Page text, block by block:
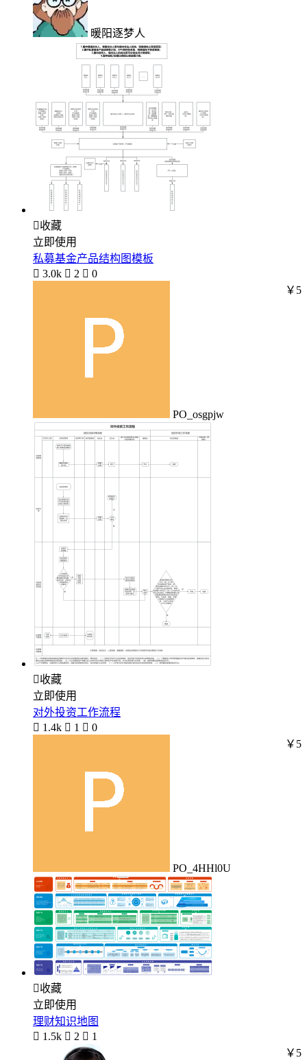
暖阳逐梦人
收藏
立即使用
私募基金产品结构图模板
 3.0k  2  0
PO_osgpjw
￥5
收藏
立即使用
对外投资工作流程
 1.4k  1  0
PO_4HHl0U
￥5
收藏
立即使用
理财知识地图
 1.5k  2  1
￥5